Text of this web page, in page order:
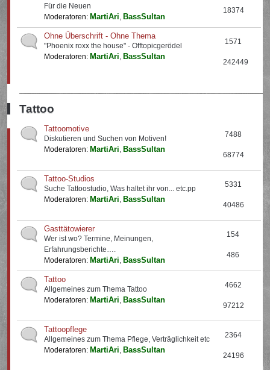
Für die Neuen
Moderatoren: MartiAri, BassSultan
18374
Ohne Überschrift - Ohne Thema
"Phoenix roxx the house" - Offtopicgerödel
Moderatoren: MartiAri, BassSultan
1571
242449
Tattoo
Tattoomotive
Diskutieren und Suchen von Motiven!
Moderatoren: MartiAri, BassSultan
7488
68774
Tattoo-Studios
Suche Tattoostudio, Was haltet ihr von... etc.pp
Moderatoren: MartiAri, BassSultan
5331
40486
Gasttätowierer
Wer ist wo? Termine, Meinungen,
Erfahrungsberichte….
Moderatoren: MartiAri, BassSultan
154
486
Tattoo
Allgemeines zum Thema Tattoo
Moderatoren: MartiAri, BassSultan
4662
97212
Tattoopflege
Allgemeines zum Thema Pflege, Verträglichkeit etc
Moderatoren: MartiAri, BassSultan
2364
24196